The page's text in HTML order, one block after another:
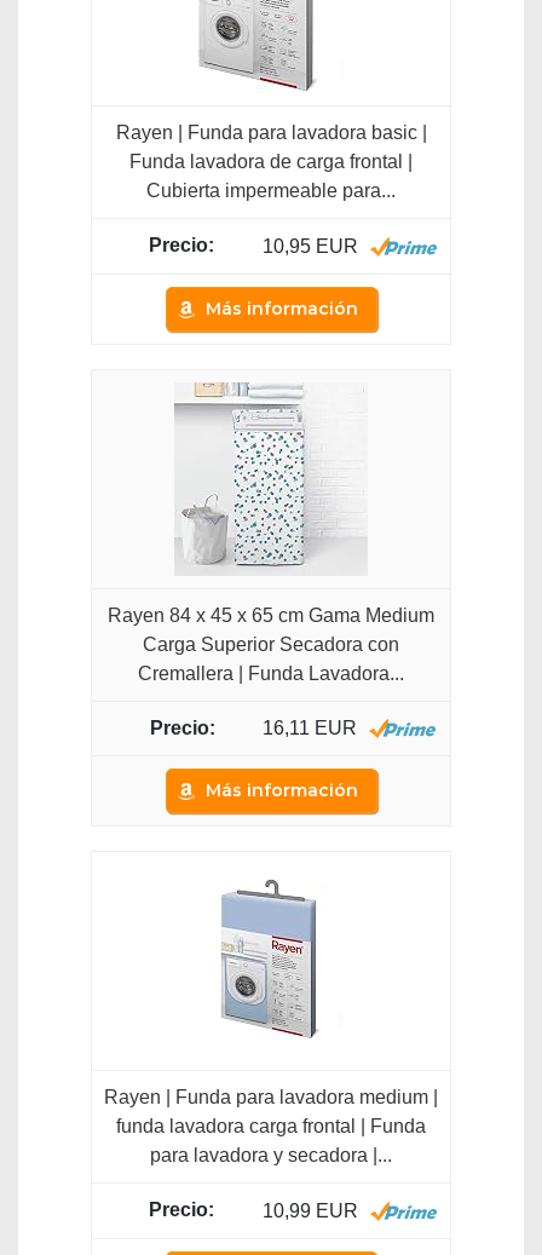
Rayen | Funda para lavadora basic |
Funda lavadora de carga frontal |
Cubierta impermeable para...
10,95 EUR
Más información
Rayen 84 x 45 x 65 cm Gama Medium
Carga Superior Secadora con
Cremallera | Funda Lavadora...
16,11 EUR
Más información
Rayen | Funda para lavadora medium |
funda lavadora carga frontal | Funda
para lavadora y secadora |...
10,99 EUR